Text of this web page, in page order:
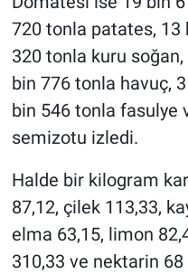
720 tonla patates, 13
320 tonla kuru
bin 776 tonla havuç,
bin 546 tonla fasulye
semizotu izledi.
Halde bir kilogram
87,12, çilek 113,33,
elma 63,15, limon
310,33 ve nektarin 68